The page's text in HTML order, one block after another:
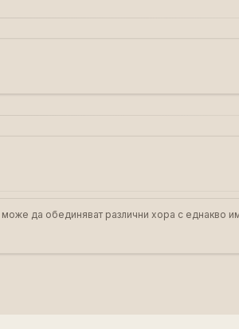
да обединяват различни хора с еднакво